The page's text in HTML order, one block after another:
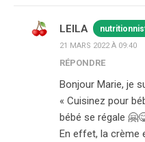
LEILA
21 MARS 2022 À 09:40
RÉPONDRE
Bonjour Marie, je
« Cuisinez pour
bébé se régale
En effet, la crème